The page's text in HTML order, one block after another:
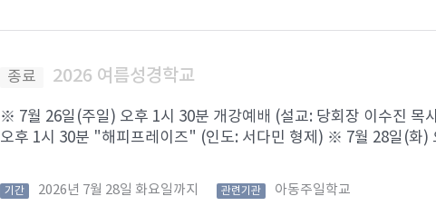
종료 2026 여름성경학교
※ 7월 26일(주일) 오후 1시 30분 개강예배 (설교: 당회장 이수진
오후 1시 30분 "해피프레이즈" (인도: 서다민 형제) ※ 7월 28일(화)
기간 2026년 7월 28일 화요일까지 관련기관 아동주일학교